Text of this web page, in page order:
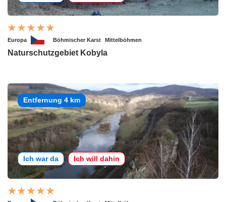
Europa Böhmischer Karst Mittelböhmen
Naturschutzgebiet Kobyla
Entfernung 4 km
Ich war da Ich will dahin